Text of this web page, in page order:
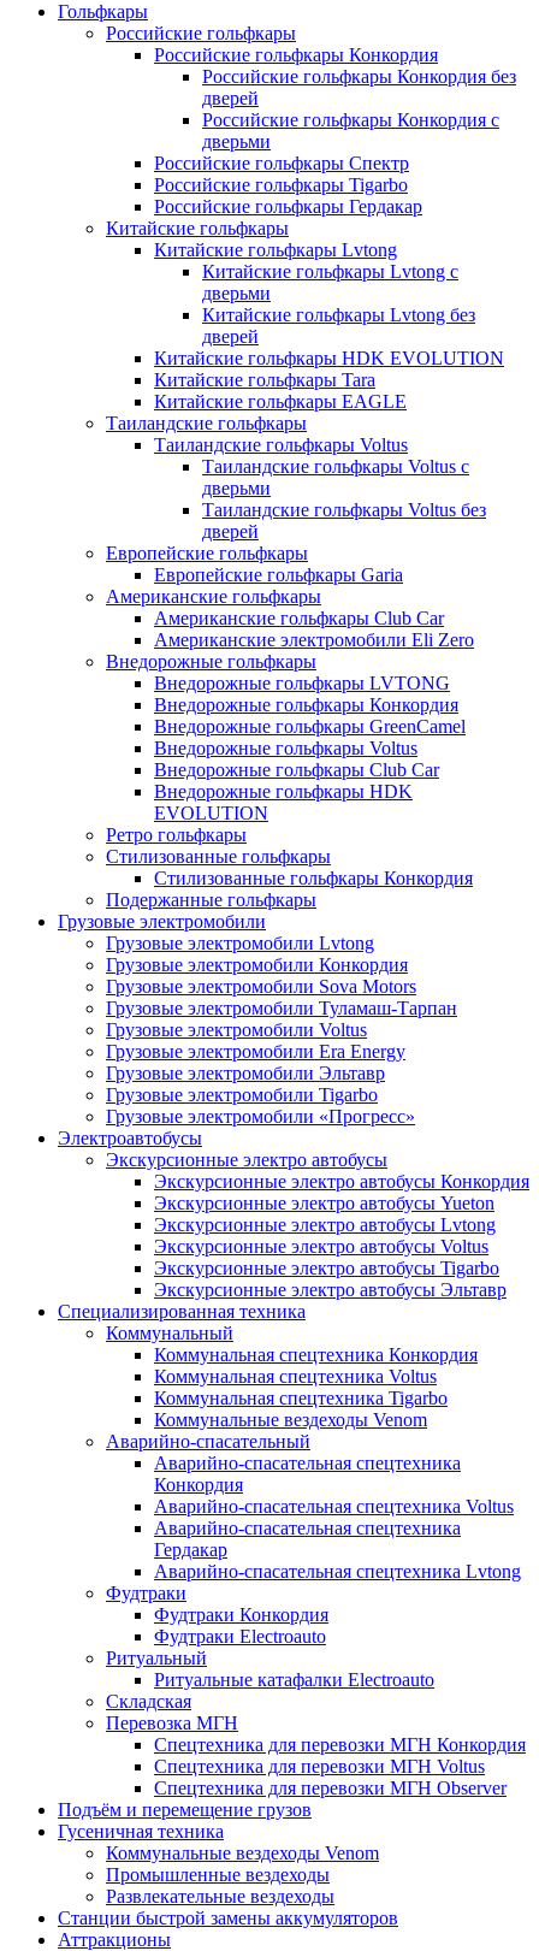
Гольфкары
Российские гольфкары
Российские гольфкары Конкордия
Российские гольфкары Конкордия без
дверей
Российские гольфкары Конкордия с
дверьми
Российские гольфкары Спектр
Российские гольфкары Tigarbo
Российские гольфкары Гердакар
Китайские гольфкары
Китайские гольфкары Lvtong
Китайские гольфкары Lvtong с
дверьми
Китайские гольфкары Lvtong без
дверей
Китайские гольфкары HDK EVOLUTION
Китайские гольфкары Tara
Китайские гольфкары EAGLE
Таиландские гольфкары
Таиландские гольфкары Voltus
Таиландские гольфкары Voltus с
дверьми
Таиландские гольфкары Voltus без
дверей
Европейские гольфкары
Европейские гольфкары Garia
Американские гольфкары
Американские гольфкары Club Car
Американские электромобили Eli Zero
Внедорожные гольфкары
Внедорожные гольфкары LVTONG
Внедорожные гольфкары Конкордия
Внедорожные гольфкары GreenCamel
Внедорожные гольфкары Voltus
Внедорожные гольфкары Club Car
Внедорожные гольфкары HDK
EVOLUTION
Ретро гольфкары
Стилизованные гольфкары
Стилизованные гольфкары Конкордия
Подержанные гольфкары
Грузовые электромобили
Грузовые электромобили Lvtong
Грузовые электромобили Конкордия
Грузовые электромобили Sova Motors
Грузовые электромобили Туламаш-Тарпан
Грузовые электромобили Voltus
Грузовые электромобили Era Energy
Грузовые электромобили Эльтавр
Грузовые электромобили Tigarbo
Грузовые электромобили «Прогресс»
Электроавтобусы
Экскурсионные электро автобусы
Экскурсионные электро автобусы Конкордия
Экскурсионные электро автобусы Yueton
Экскурсионные электро автобусы Lvtong
Экскурсионные электро автобусы Voltus
Экскурсионные электро автобусы Tigarbo
Экскурсионные электро автобусы Эльтавр
Специализированная техника
Коммунальный
Коммунальная спецтехника Конкордия
Коммунальная спецтехника Voltus
Коммунальная спецтехника Tigarbo
Коммунальные вездеходы Venom
Аварийно-спасательный
Аварийно-спасательная спецтехника
Конкордия
Аварийно-спасательная спецтехника Voltus
Аварийно-спасательная спецтехника
Гердакар
Аварийно-спасательная спецтехника Lvtong
Фудтраки
Фудтраки Конкордия
Фудтраки Electroauto
Ритуальный
Ритуальные катафалки Electroauto
Складская
Перевозка МГН
Спецтехника для перевозки МГН Конкордия
Спецтехника для перевозки МГН Voltus
Спецтехника для перевозки МГН Observer
Подъём и перемещение грузов
Гусеничная техника
Коммунальные вездеходы Venom
Промышленные вездеходы
Развлекательные вездеходы
Станции быстрой замены аккумуляторов
Аттракционы